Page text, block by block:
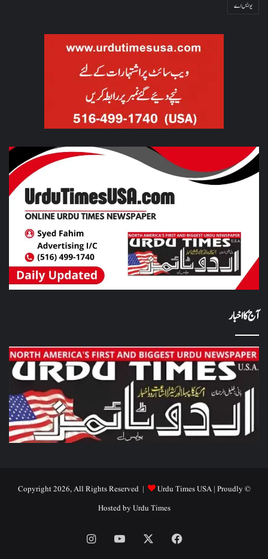
یو ایس اے
آج کا اخبار
© Copyright 2026, All Rights Reserved |
Urdu Times USA| Proudly
Hosted byUrdu Times
Facebook
YouTube